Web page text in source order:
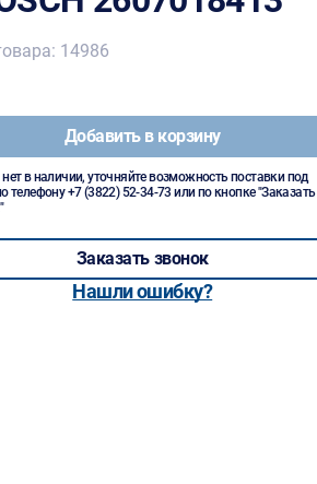
14986
Добавить в корзину
в наличии, уточняйте возможность поставки под
телефону+7 (3822) 52-34-73 или по кнопке "Заказать
Заказать звонок
Нашли ошибку?